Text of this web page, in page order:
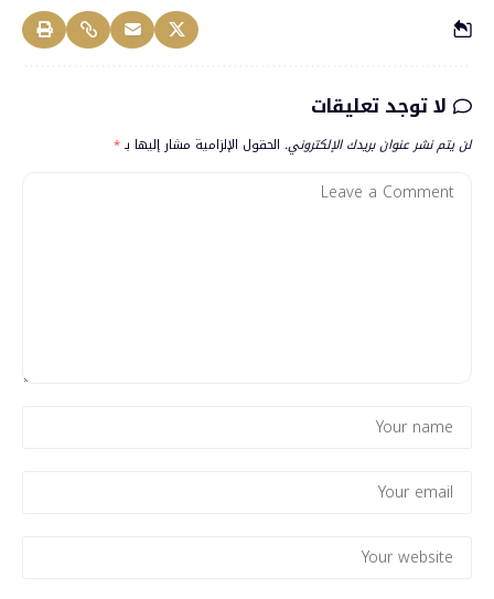
لا توجد تعليقات
لن يتم نشر عنوان بريدك الإلكتروني. الحقول الإلزامية مشار إليها بـ*